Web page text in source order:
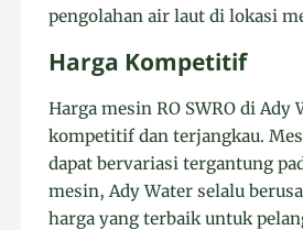
pengolahan air laut di lokasi
Harga Kompetitif
Harga mesin RO SWRO di Ady
kompetitif dan terjangkau.
dapat bervariasi tergantung
mesin, Ady Water selalu
harga yang terbaik untuk